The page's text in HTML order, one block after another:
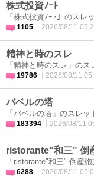
株式投資ﾉｰﾄ
「株式投資ﾉｰﾄ」のスレ
1105 2026/08/11
精神と時のスレ
「精神と時のスレ」のス
19786 2026/08/11
バベルの塔
「バベルの塔」のスレッ
183394 2026/08/11
ristorante"和三" 倒
「ristorante"和三" 倒産
6288 2026/08/11